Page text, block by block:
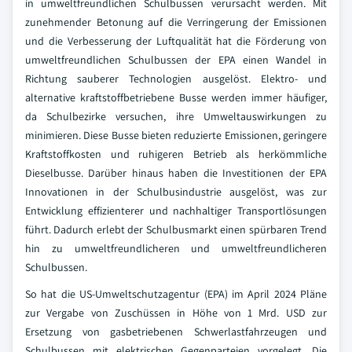
in umweltfreundlichen Schulbussen verursacht werden. Mit
zunehmender Betonung auf die Verringerung der Emissionen
und die Verbesserung der Luftqualität hat die Förderung von
umweltfreundlichen Schulbussen der EPA einen Wandel in
Richtung sauberer Technologien ausgelöst. Elektro- und
alternative kraftstoffbetriebene Busse werden immer häufiger,
da Schulbezirke versuchen, ihre Umweltauswirkungen zu
minimieren. Diese Busse bieten reduzierte Emissionen, geringere
Kraftstoffkosten und ruhigeren Betrieb als herkömmliche
Dieselbusse. Darüber hinaus haben die Investitionen der EPA
Innovationen in der Schulbusindustrie ausgelöst, was zur
Entwicklung effizienterer und nachhaltiger Transportlösungen
führt. Dadurch erlebt der Schulbusmarkt einen spürbaren Trend
hin zu umweltfreundlicheren und umweltfreundlicheren
Schulbussen.
So hat die US-Umweltschutzagentur (EPA) im April 2024 Pläne
zur Vergabe von Zuschüssen in Höhe von 1 Mrd. USD zur
Ersetzung von gasbetriebenen Schwerlastfahrzeugen und